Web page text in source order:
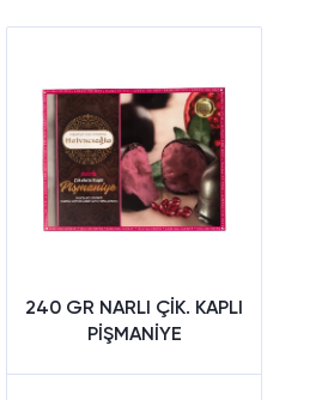
240 GR NARLI ÇİK. KAPLI
PİŞMANİYE